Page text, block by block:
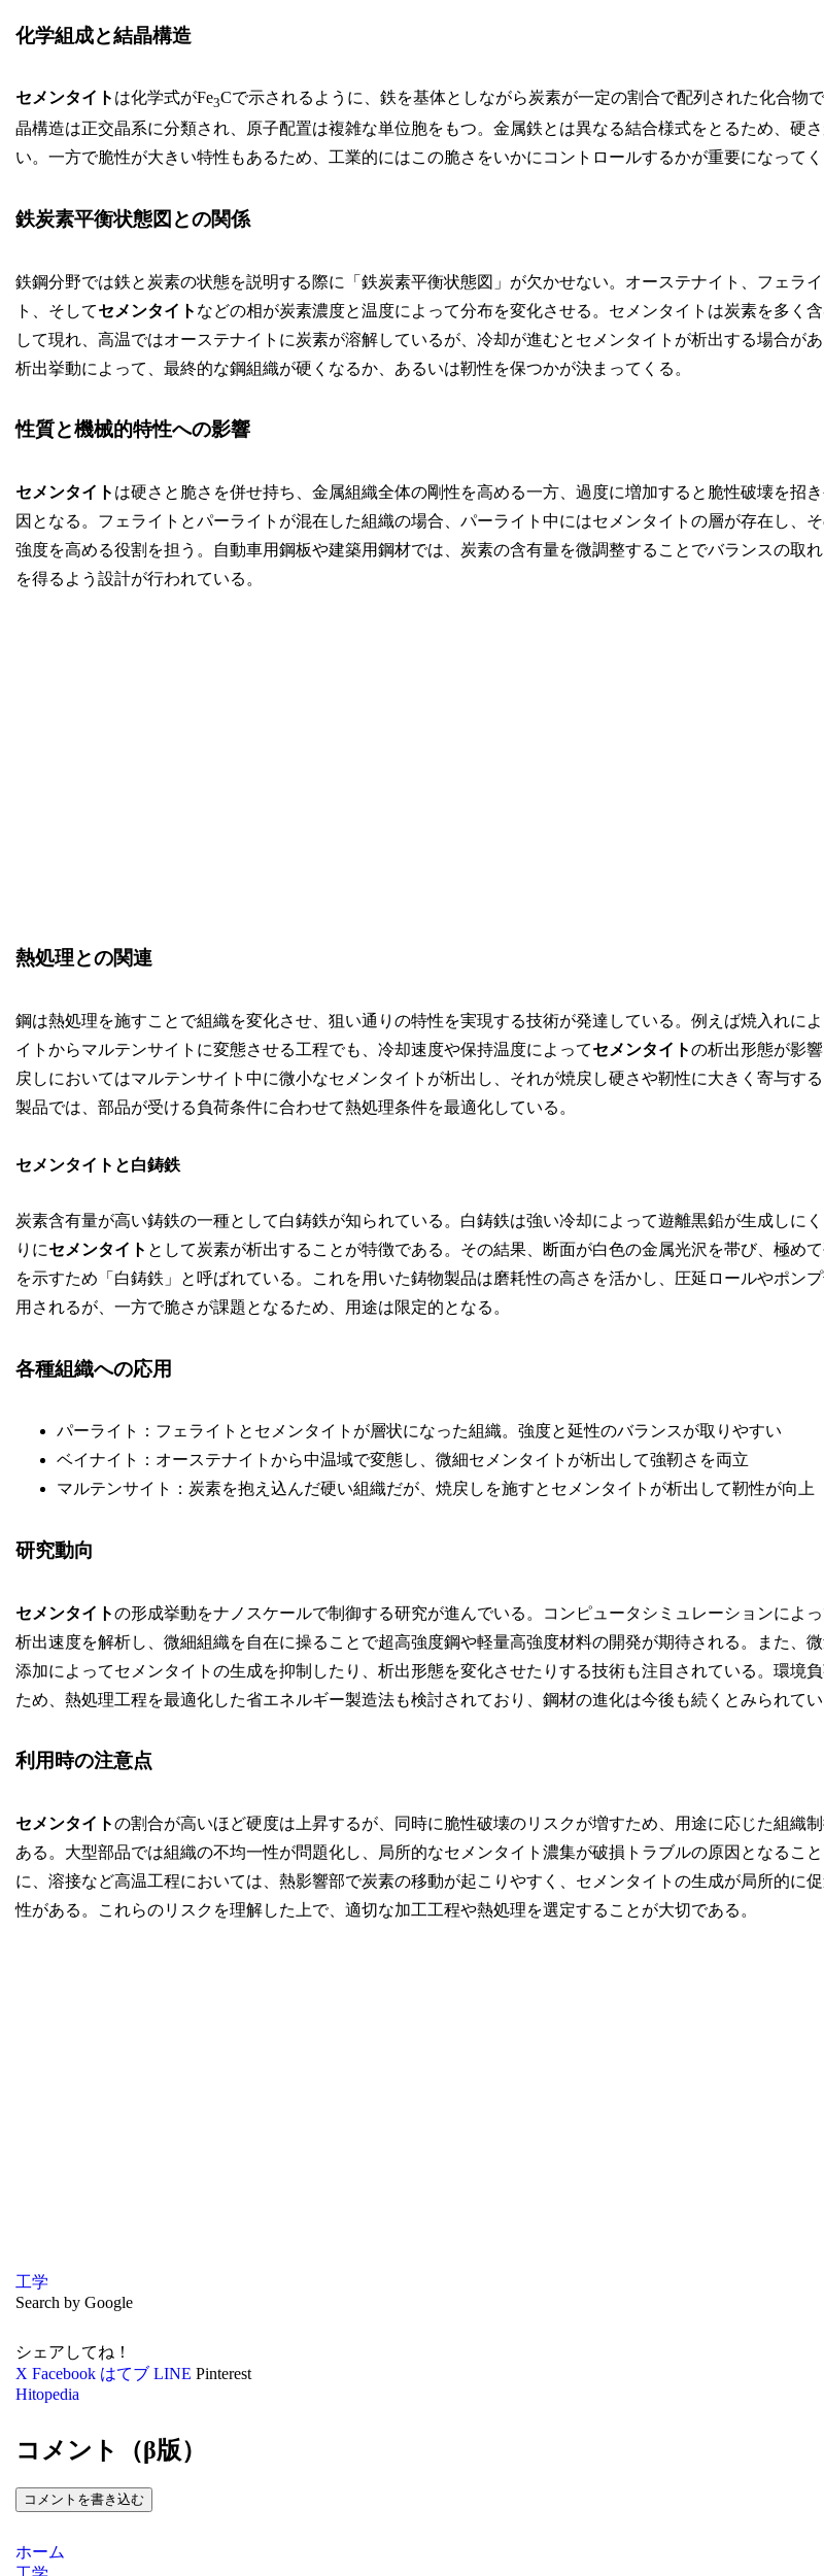
化学組成と結晶構造
セメンタイト は化学式がFe3Cで示されるように、鉄を基体としながら炭素が一定の割合で配列された化合物
晶構造は正交晶系に分類され、原子配置は複雑な単位胞をもつ。金属鉄とは異なる結合様式をとるため、硬
い。一方で脆性が大きい特性もあるため、工業的にはこの脆さをいかにコントロールするかが重要になってく
鉄炭素平衡状態図との関係
鉄鋼分野では鉄と炭素の状態を説明する際に「鉄炭素平衡状態図」が欠かせない。オーステナイト、フェラ
ト、そしてセメンタイト などの相が炭素濃度と温度によって分布を変化させる。セメンタイトは炭素を多く
して現れ、高温ではオーステナイトに炭素が溶解しているが、冷却が進むとセメンタイトが析出する場合が
析出挙動によって、最終的な鋼組織が硬くなるか、あるいは靭性を保つかが決まってくる。
性質と機械的特性への影響
セメンタイト は硬さと脆さを併せ持ち、金属組織全体の剛性を高める一方、過度に増加すると脆性破壊を招
因となる。フェライトとパーライトが混在した組織の場合、パーライト中にはセメンタイトの層が存在し、
強度を高める役割を担う。自動車用鋼板や建築用鋼材では、炭素の含有量を微調整することでバランスの取
を得るよう設計が行われている。
熱処理との関連
鋼は熱処理を施すことで組織を変化させ、狙い通りの特性を実現する技術が発達している。例えば焼入れに
イトからマルテンサイトに変態させる工程でも、冷却速度や保持温度によってセメンタイトの析出形態が影
戻しにおいてはマルテンサイト中に微小なセメンタイトが析出し、それが焼戻し硬さや靭性に大きく寄与す
製品では、部品が受ける負荷条件に合わせて熱処理条件を最適化している。
セメンタイトと白鋳鉄
炭素含有量が高い鋳鉄の一種として白鋳鉄が知られている。白鋳鉄は強い冷却によって遊離黒鉛が生成しに
りにセメンタイト として炭素が析出することが特徴である。その結果、断面が白色の金属光沢を帯び、極め
を示すため「白鋳鉄」と呼ばれている。これを用いた鋳物製品は磨耗性の高さを活かし、圧延ロールやポン
用されるが、一方で脆さが課題となるため、用途は限定的となる。
各種組織への応用
パーライト：フェライトとセメンタイトが層状になった組織。強度と延性のバランスが取りやすい
ベイナイト：オーステナイトから中温域で変態し、微細セメンタイトが析出して強靭さを両立
マルテンサイト：炭素を抱え込んだ硬い組織だが、焼戻しを施すとセメンタイトが析出して靭性が向上
研究動向
セメンタイトの形成挙動をナノスケールで制御する研究が進んでいる。コンピュータシミュレーションによ
析出速度を解析し、微細組織を自在に操ることで超高強度鋼や軽量高強度材料の開発が期待される。また、
添加によってセメンタイトの生成を抑制したり、析出形態を変化させたりする技術も注目されている。環境
ため、熱処理工程を最適化した省エネルギー製造法も検討されており、鋼材の進化は今後も続くとみられてい
利用時の注意点
セメンタイトの割合が高いほど硬度は上昇するが、同時に脆性破壊のリスクが増すため、用途に応じた組織
ある。大型部品では組織の不均一性が問題化し、局所的なセメンタイト濃集が破損トラブルの原因となるこ
に、溶接など高温工程においては、熱影響部で炭素の移動が起こりやすく、セメンタイトの生成が局所的に
性がある。これらのリスクを理解した上で、適切な加工工程や熱処理を選定することが大切である。
工学
Search by Google
シェアしてね！
X Facebook はてブ LINE Pinterest
Hitopedia
コメント（β版）
コメントを書き込む
ホーム